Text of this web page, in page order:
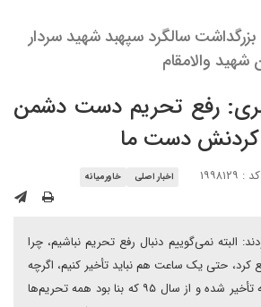
سالگرد سپهبد شهید سردار
شهید والامقام
رفع تحریم دست دشمن
کردنش دست ما
کد : ۱۹۹۸۱۲۹ اخبار اصلی خاورمیانه
البته نمی‌گوییم دنبال رفع تحریم نباشیم، چرا
کرد، حتی یک ساعت هم نباید تأخیر کنیم، اگرچه
اکنون چهار سال است که تأخیر شده و از سال ۹۵ که بنا بود همه تحریم‌ها